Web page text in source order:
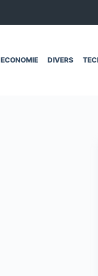
ECONOMIE DIVERS